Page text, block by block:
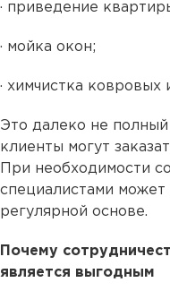
· приведение
· мойка окон;
· химчистка
Это далеко не полный
клиенты могут
При необходимости
специалистами может
регулярной основе.
Почему
является выгодным